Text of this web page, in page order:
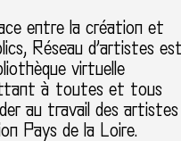
entre la création et
Réseau d’artistes est
virtuelle
à toutes et tous
au travail des artistes
Pays de la Loire.